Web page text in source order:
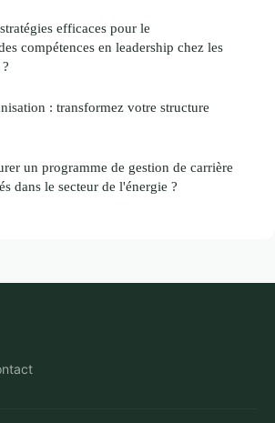
efficaces pour le
compétences en leadership chez les
: transformez votre structure
un programme de gestion de carrière
dans le secteur de l'énergie ?